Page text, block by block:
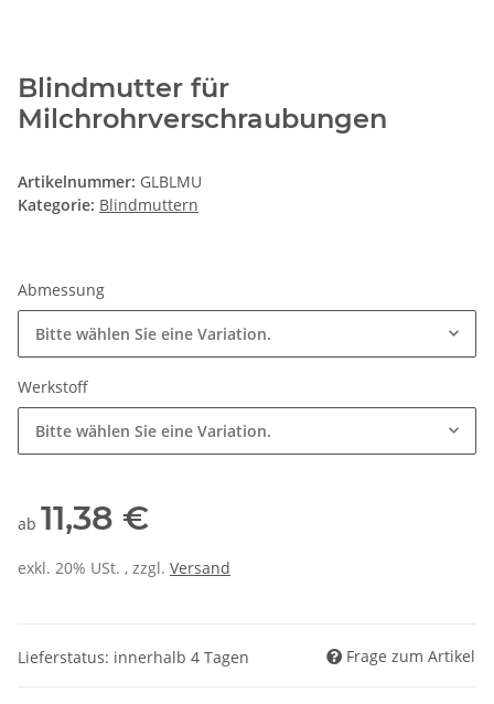
Blindmutter für
Milchrohrverschraubungen
Artikelnummer: GLBLMU
Kategorie: Blindmuttern
Abmessung
Bitte wählen Sie eine Variation.
Werkstoff
Bitte wählen Sie eine Variation.
ab 11,38 €
exkl. 20% USt. , zzgl. Versand
Lieferstatus: innerhalb 4 Tagen Frage zum Artikel